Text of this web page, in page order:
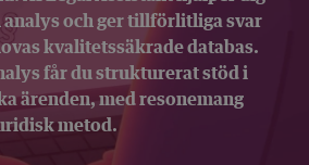
analys och ger tillförlitliga svar
kvalitetssäkrade databas.
får du strukturerat stöd i
ärenden, med resonemang
metod.